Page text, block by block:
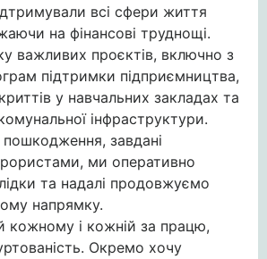
всі сфери життя
на фінансові труднощі.
важливих проєктів, включно з
підтримки підприємництва,
у навчальних закладах та
інфраструктури.
завдані
ми оперативно
та надалі продовжуємо
напрямку.
кожному і кожній за працю,
Окремо хочу